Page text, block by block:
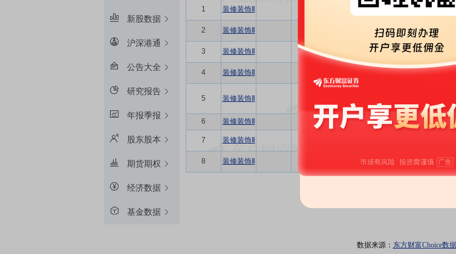
新股数据
沪深港通
公告大全
研究报告
年报季报
股东股本
期货期权
经济数据
基金数据
1 装修装饰Ⅱ 股吧 专区 西门子智算中心
2 装修装饰Ⅱ 专区 2026年中国门窗
3 装修装饰Ⅱ 详细 资金流 专区
市场洞察：政策+
建筑如何抢占
4 装修装饰Ⅱ 专区 2025中国暖
5 装修装饰Ⅱ
6 装修装饰Ⅱ 详细 资金流 股吧 专区 探索建筑行业的
7 装修装饰Ⅱ
8 装修装饰Ⅱ 股吧 专区
雅致生活美学：
间定制 头
数据来源： 东方财富Choice数据